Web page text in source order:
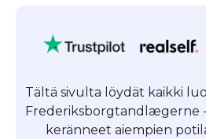
Tältä sivulta löydät kaikki
Frederiksborgtandlægerne
keränneet aiempien